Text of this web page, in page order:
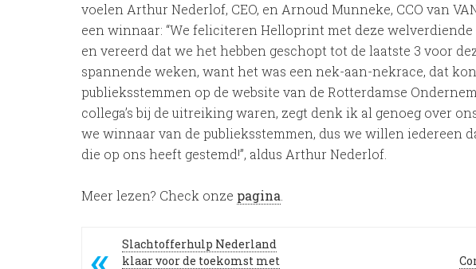
voelen Arthur Nederlof, CEO, en Arnoud Munneke, CCO van
een winnaar: “We feliciteren Helloprint met deze
en vereerd dat we het hebben geschopt tot de laatste 3 voor
spannende weken, want het was een nek-aan-nekrace, dat
publieksstemmen op de website van de Rotterdamse
collega’s bij de uitreiking waren, zegt denk ik al genoeg over
we winnaar van de publieksstemmen, dus we willen iedereen
die op ons heeft gestemd!”, aldus Arthur Nederlof.
Meer lezen? Check onze pagina
Slachtofferhulp Nederland
klaar voor de toekomst met